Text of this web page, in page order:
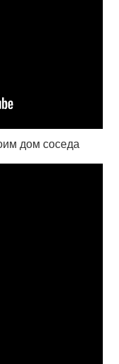
дом соседа